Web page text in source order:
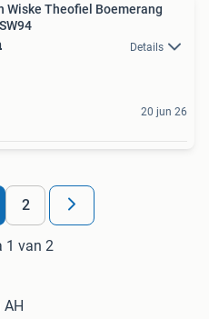
Wiske Theofiel Boemerang
Details
20 jun 26
2
1 van 2